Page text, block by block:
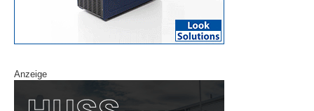
Anzeige